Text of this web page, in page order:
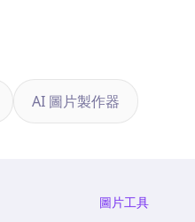
AI 圖片製作器
圖片工具